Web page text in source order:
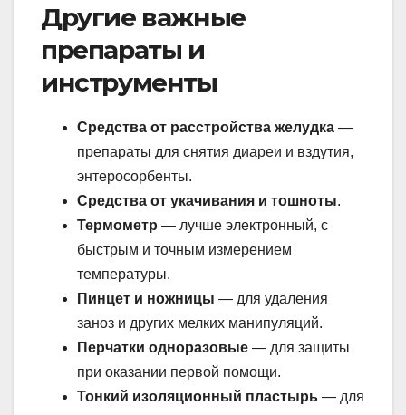
Другие важные
препараты и
инструменты
Средства от расстройства желудка —
препараты для снятия диареи и вздутия,
энтеросорбенты.
Средства от укачивания и тошноты.
Термометр — лучше электронный, с
быстрым и точным измерением
температуры.
Пинцет и ножницы — для удаления
заноз и других мелких манипуляций.
Перчатки одноразовые — для защиты
при оказании первой помощи.
Тонкий изоляционный пластырь — для